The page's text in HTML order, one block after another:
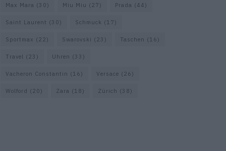
Max Mara (30) Miu Miu (27) Prada (44)
Saint Laurent (30) Schmuck (17)
Sportmax (22) Swarovski (23) Taschen (16)
Travel (23) Uhren (33)
Vacheron Constantin (16) Versace (26)
Wolford (20) Zara (18) Zürich (38)